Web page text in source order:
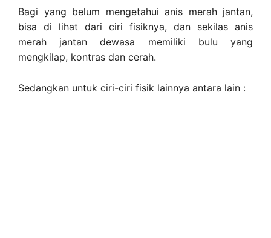
Bagi yang belum mengetahui anis merah jantan,
bisa di lihat dari ciri fisiknya, dan sekilas anis
merah jantan dewasa memiliki bulu yang
mengkilap, kontras dan cerah.
Sedangkan untuk ciri-ciri fisik lainnya antara lain :